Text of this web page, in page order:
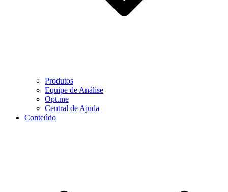
Produtos
Equipe de Análise
Opt.me
Central de Ajuda
Conteúdo